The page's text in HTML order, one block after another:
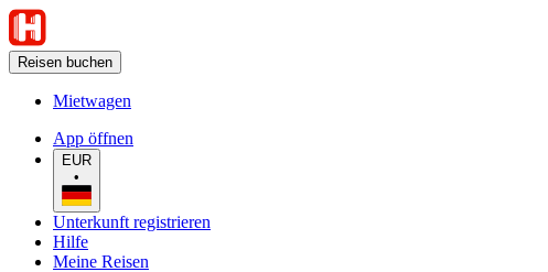
Reisen buchen
Mietwagen
App öffnen
EUR
•
Unterkunft registrieren
Hilfe
Meine Reisen